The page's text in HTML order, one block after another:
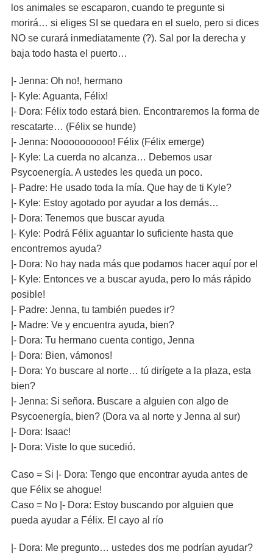
los animales se escaparon, cuando te pregunte si
morirá… si eliges SI se quedara en el suelo, pero si dices
NO se curará inmediatamente (?). Sal por la derecha y
baja todo hasta el puerto…
|- Jenna: Oh no!, hermano
|- Kyle: Aguanta, Félix!
|- Dora: Félix todo estará bien. Encontraremos la forma de
rescatarte… (Félix se hunde)
|- Jenna: Noooooooooo! Félix (Félix emerge)
|- Kyle: La cuerda no alcanza… Debemos usar
Psycoenergía. A ustedes les queda un poco.
|- Padre: He usado toda la mía. Que hay de ti Kyle?
|- Kyle: Estoy agotado por ayudar a los demás…
|- Dora: Tenemos que buscar ayuda
|- Kyle: Podrá Félix aguantar lo suficiente hasta que
encontremos ayuda?
|- Dora: No hay nada más que podamos hacer aquí por el
|- Kyle: Entonces ve a buscar ayuda, pero lo más rápido
posible!
|- Padre: Jenna, tu también puedes ir?
|- Madre: Ve y encuentra ayuda, bien?
|- Dora: Tu hermano cuenta contigo, Jenna
|- Dora: Bien, vámonos!
|- Dora: Yo buscare al norte… tú dirígete a la plaza, esta
bien?
|- Jenna: Si señora. Buscare a alguien con algo de
Psycoenergía, bien? (Dora va al norte y Jenna al sur)
|- Dora: Isaac!
|- Dora: Viste lo que sucedió.
Caso = Si |- Dora: Tengo que encontrar ayuda antes de
que Félix se ahogue!
Caso = No |- Dora: Estoy buscando por alguien que
pueda ayudar a Félix. El cayo al río
|- Dora: Me pregunto… ustedes dos me podrían ayudar?